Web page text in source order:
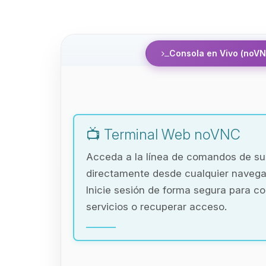
Consola en Vivo
📺 Terminal Web noVNC
Acceda a la línea de comandos de
directamente desde cualquier
Inicie sesión de forma segura para
servicios o recuperar acceso.